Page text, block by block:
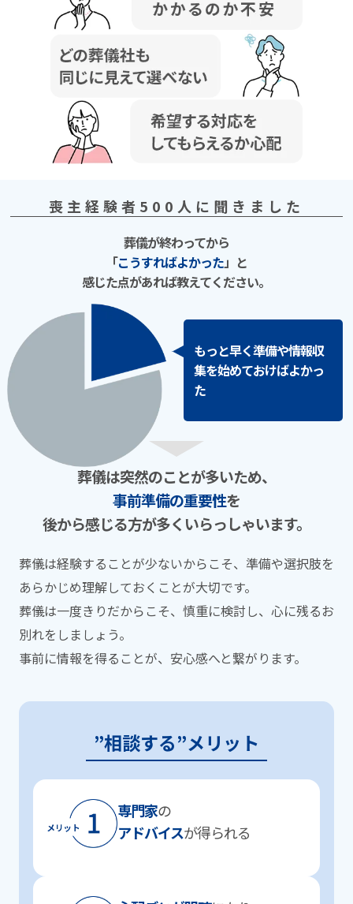
喪主経験者500⼈に聞きました
葬儀が終わってから
「こうすればよかった」と
感じた点があれば教えてください。
もっと早く準備や情報収
集を始めておけばよかっ
た
葬儀は突然のことが多いため、
事前準備の重要性を
後から感じる⽅が多くいらっしゃいます。
葬儀は経験することが少ないからこそ、準備や選択肢を
あらかじめ理解しておくことが⼤切です。
葬儀は⼀度きりだからこそ、慎重に検討し、⼼に残るお
別れをしましょう。
事前に情報を得ることが、安⼼感へと繋がります。
”相談する”メリット
専⾨家の
アドバイスが得られる